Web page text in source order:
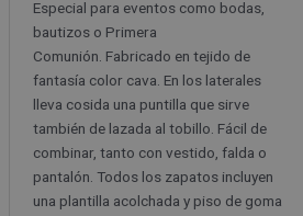
Especial para eventos como bodas,
bautizos o Primera
Comunión. Fabricado en tejido de
fantasía color cava. En los laterales
lleva cosida una puntilla que sirve
también de lazada al tobillo. Fácil de
combinar, tanto con vestido, falda o
pantalón. Todos los zapatos incluyen
una plantilla acolchada y piso de goma